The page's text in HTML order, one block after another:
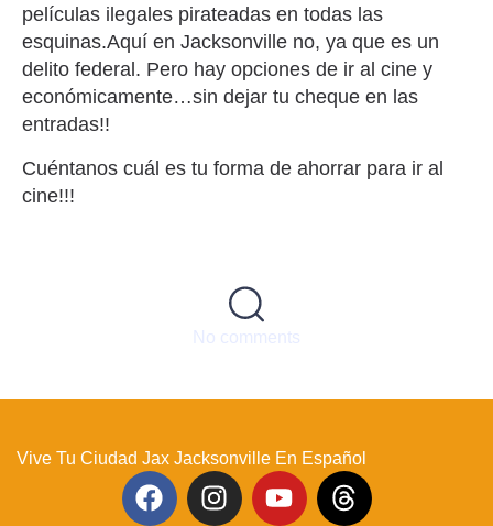
películas ilegales pirateadas en todas las
esquinas.Aquí en Jacksonville no, ya que es un
delito federal. Pero hay opciones de ir al cine y
económicamente…sin dejar tu cheque en las
entradas!!
Cuéntanos cuál es tu forma de ahorrar para ir al
cine!!!
No comments
Vive Tu Ciudad Jax Jacksonville En Español